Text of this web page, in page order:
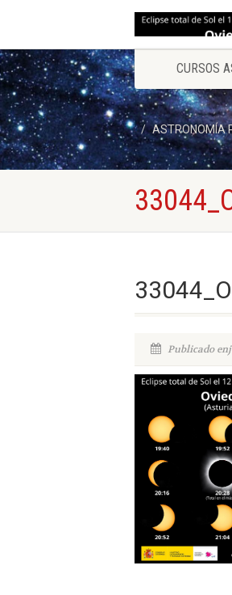
CURSOS
ASTRONOMÍA
Publicado